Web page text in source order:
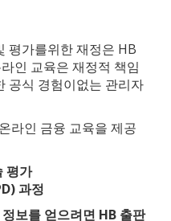
평가를위한 재정은 HB
인 교육은 재정적 책임
공식 경험이없는 관리자
라인 금융 교육을 제공
평가
과정
보를 얻으려면 HB 출판